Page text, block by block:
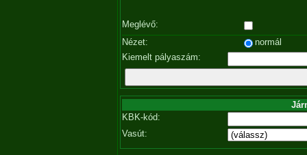
Meglévő:
Nézet:
normál
Kiemelt pályaszám:
KBK-kód:
Vasút: